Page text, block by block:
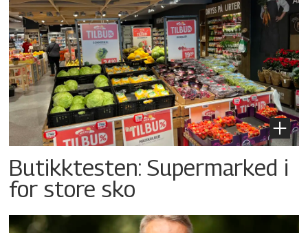
Butikktesten: Supermarked i
for store sko